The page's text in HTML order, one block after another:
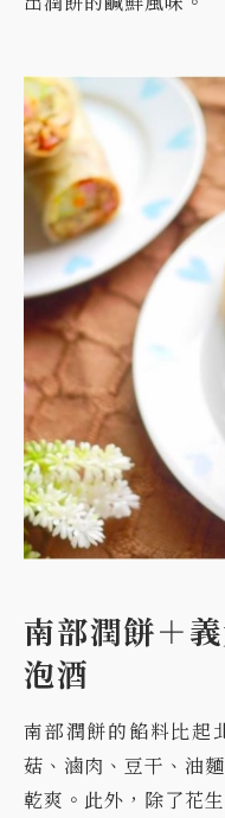
南部潤餅＋
泡酒
南部潤餅的餡料比起
菇、滷肉、豆干、油
乾爽。此外，除了花